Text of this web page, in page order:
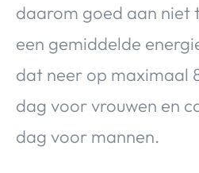
daarom goed aan niet
een gemiddelde
dat neer op maximaal
dag voor vrouwen en
dag voor mannen.